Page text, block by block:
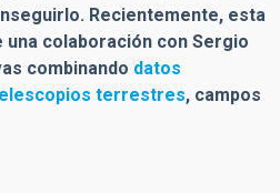
Recientemente, esta
colaboración con Sergio
combinando datos
terrestres, campos